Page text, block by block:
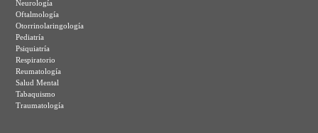
Neurología
Oftalmología
Otorrinolaringología
Pediatría
Psiquiatría
Respiratorio
Reumatología
Salud Mental
Tabaquismo
Traumatología